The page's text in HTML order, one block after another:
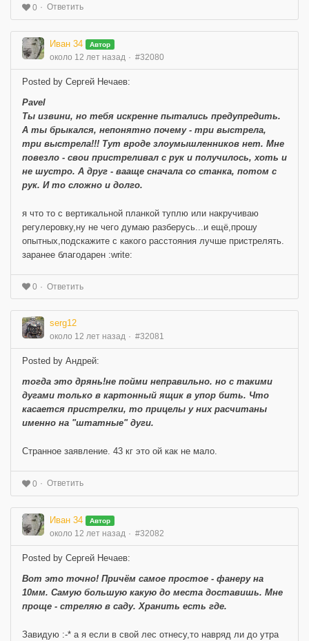
0 Ответить
Иван 34 Автор
около 12 лет назад #32080
Posted by Сергей Нечаев:
Pavel
Ты извини, но тебя искренне пытались предупредить.
А ты брыкался, непонятно почему - три выстрела,
три выстрела!!! Тут вроде злоумышленников нет. Мне
повезло - свои пристреливал с рук и получилось, хоть и
не шустро. А друг - вааще сначала со станка, потом с
рук. И то сложно и долго.
я что то с вертикальной планкой туплю или накручиваю
регулеровку,ну не чего думаю разберусь...и ещё,прошу
опытных,подскажите с какого расстояния лучше пристрелять.
заранее благодарен :write:
0 Ответить
serg12
около 12 лет назад #32081
Posted by Андрей:
тогда это дрянь!не пойми неправильно. но с такими
дугами только в картонный ящик в упор бить. Что
касается пристрелки, то прицелы у них расчитаны
именно на "штатные" дуги.
Странное заявление. 43 кг это ой как не мало.
0 Ответить
Иван 34 Автор
около 12 лет назад #32082
Posted by Сергей Нечаев:
Вот это точно! Причём самое простое - фанеру на
10мм. Самую большую какую до места доставишь. Мне
проще - стреляю в саду. Хранить есть где.
Завидую :-* а я если в свой лес отнесу,то навряд ли до утра